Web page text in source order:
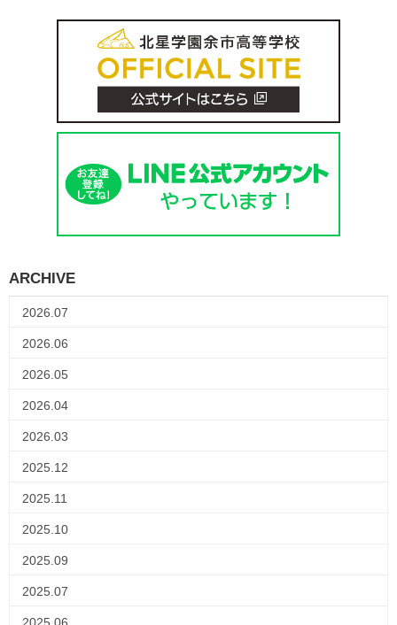
ARCHIVE
2026.07
2026.06
2026.05
2026.04
2026.03
2025.12
2025.11
2025.10
2025.09
2025.07
2025.06